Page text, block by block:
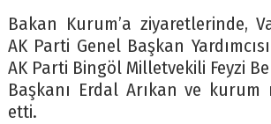
Bakan Kurum’a ziyaretlerinde,
AK Parti Genel Başkan
AK Parti Bingöl Milletvekili Feyzi
Başkanı Erdal Arıkan ve
etti.